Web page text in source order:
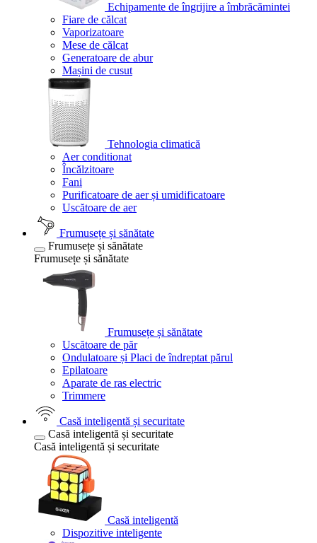
Echipamente de îngrijire a îmbrăcămintei
Fiare de călcat
Vaporizatoare
Mese de călcat
Generatoare de abur
Mașini de cusut
Tehnologia climatică
Aer conditionat
Încălzitoare
Fani
Purificatoare de aer și umidificatoare
Uscătoare de aer
Frumusețe și sănătate
Frumusețe și sănătate
Frumusețe și sănătate
Frumusețe și sănătate
Uscătoare de păr
Ondulatoare și Placi de îndreptat părul
Epilatoare
Aparate de ras electric
Trimmere
Casă inteligentă și securitate
Casă inteligentă și securitate
Casă inteligentă și securitate
Casă inteligentă
Dispozitive inteligente